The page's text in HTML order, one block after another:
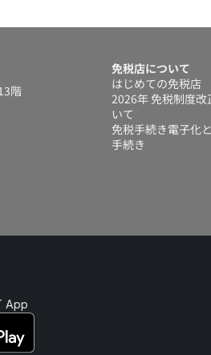
階
免税店について
はじめての免税店
2026年 免税制度改
いて
免税手続き電子化
手続き
App